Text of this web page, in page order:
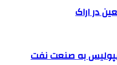
در اراک
به صنعت نفت